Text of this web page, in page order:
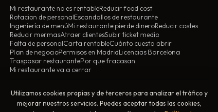
Mi restaurante no es rentableReducir food cost
Rotacion de personalEscandallos de restaurante
Ingeniería de menúMi restaurante pierde dineroReducir costes
Reducir mermasAtraer clientesSubir ticket medio
Falta de personalCarta rentableCuánto cuesta abrir
Plan de negocioPermisos en MadridLicencias Barcelona
Traspasar restaurantePor que fracasan
Mi restaurante va a cerrar
© 2026 ChefBusiness · Todos los derechos reservados
Aviso legal
Política de privacidad Política de cookies
Utilizamos cookies propias y de terceros para analizar el tráfico y
mejorar nuestros servicios. Puedes aceptar todas las cookies,